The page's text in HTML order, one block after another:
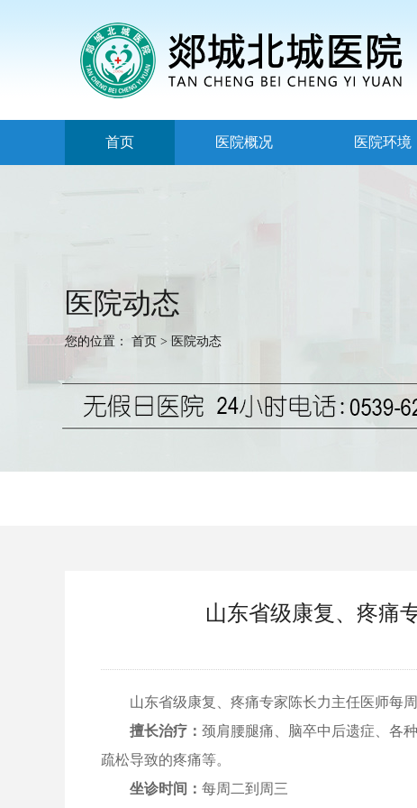
首页 医院概况 医院环境
医院动态
您的位置： 首页 > 医院动态
山东省级康复、疼痛
山东省级康复、疼痛专家陈长力主任医师每周
擅长治疗： 颈肩腰腿痛、脑卒中后遗症、各
疏松导致的疼痛等。
坐诊时间： 每周二到周三